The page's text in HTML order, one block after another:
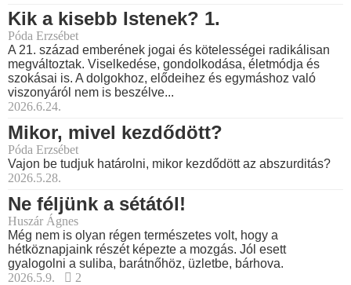
Kik a kisebb Istenek? 1.
Póda Erzsébet
A 21. század emberének jogai és kötelességei radikálisan
megváltoztak. Viselkedése, gondolkodása, életmódja és
szokásai is. A dolgokhoz, elődeihez és egymáshoz való
viszonyáról nem is beszélve...
2026.6.24.
Mikor, mivel kezdődött?
Póda Erzsébet
Vajon be tudjuk határolni, mikor kezdődött az abszurditás?
2026.5.28.
Ne féljünk a sétától!
Huszár Ágnes
Még nem is olyan régen természetes volt, hogy a
hétköznapjaink részét képezte a mozgás. Jól esett
gyalogolni a suliba, barátnőhöz, üzletbe, bárhova.
2026.5.9.
2